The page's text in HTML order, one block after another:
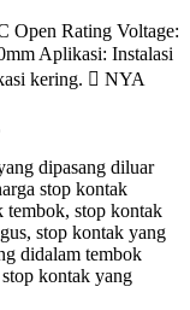
Open Rating Voltage:
Aplikasi: Instalasi
kering.  NYA
dipasang diluar
stop kontak
tembok, stop kontak
stop kontak yang
didalam tembok
kontak yang